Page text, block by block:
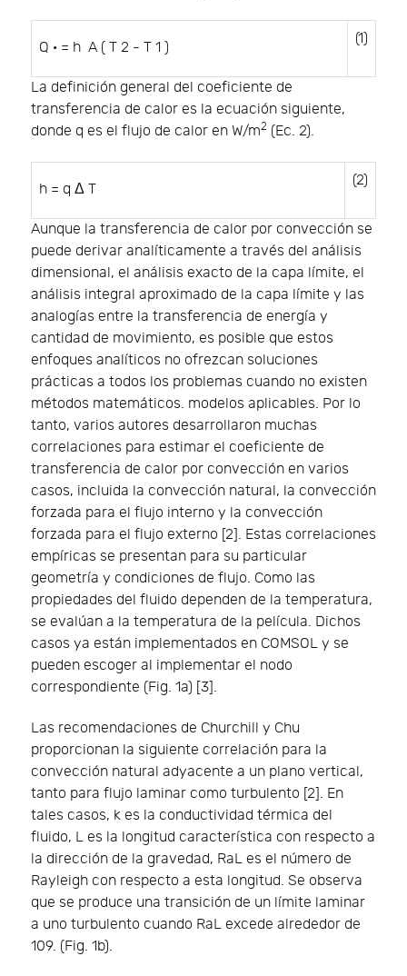
Q · = h A ( T 2 - T 1 )
(1)
La definición general del coeficiente de
transferencia de calor es la ecuación siguiente,
donde q es el flujo de calor en W/m2 (Ec. 2).
h = q Δ T
(2)
Aunque la transferencia de calor por convección se
puede derivar analíticamente a través del análisis
dimensional, el análisis exacto de la capa límite, el
análisis integral aproximado de la capa límite y las
analogías entre la transferencia de energía y
cantidad de movimiento, es posible que estos
enfoques analíticos no ofrezcan soluciones
prácticas a todos los problemas cuando no existen
métodos matemáticos. modelos aplicables. Por lo
tanto, varios autores desarrollaron muchas
correlaciones para estimar el coeficiente de
transferencia de calor por convección en varios
casos, incluida la convección natural, la convección
forzada para el flujo interno y la convección
forzada para el flujo externo [2]. Estas correlaciones
empíricas se presentan para su particular
geometría y condiciones de flujo. Como las
propiedades del fluido dependen de la temperatura,
se evalúan a la temperatura de la película. Dichos
casos ya están implementados en COMSOL y se
pueden escoger al implementar el nodo
correspondiente (Fig. 1a) [3].
Las recomendaciones de Churchill y Chu
proporcionan la siguiente correlación para la
convección natural adyacente a un plano vertical,
tanto para flujo laminar como turbulento [2]. En
tales casos, k es la conductividad térmica del
fluido, L es la longitud característica con respecto a
la dirección de la gravedad, RaL es el número de
Rayleigh con respecto a esta longitud. Se observa
que se produce una transición de un límite laminar
a uno turbulento cuando RaL excede alrededor de
109. (Fig. 1b).